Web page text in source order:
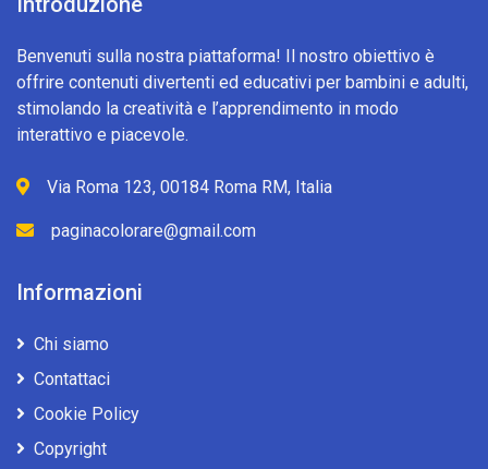
Benvenuti sulla nostra piattaforma! Il nostro obiettivo è
offrire contenuti divertenti ed educativi per bambini e adulti,
stimolando la creatività e l’apprendimento in modo
interattivo e piacevole.
Via Roma 123, 00184 Roma RM, Italia
paginacolorare@gmail.com
Informazioni
Chi siamo
Contattaci
Cookie Policy
Copyright